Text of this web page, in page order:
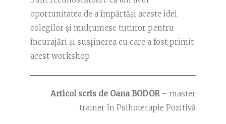
oportunitatea de a împărtăși aceste idei
colegilor și mulțumesc tuturor pentru
încurajări și susținerea cu care a fost primit
acest workshop.
Articol scris de Oana BODOR– master
trainer în Psihoterapie Pozitivă